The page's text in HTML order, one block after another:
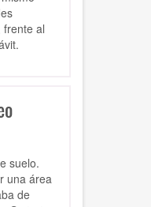
frente al
suelo.
una área
de